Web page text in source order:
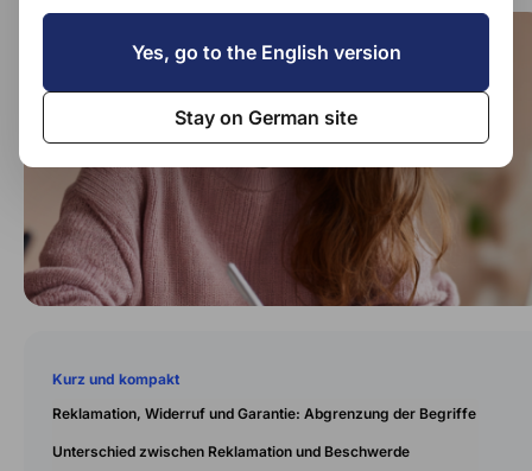
Kurz und kompakt
Reklamation, Widerruf und Garantie: Abgrenzung der Begriffe
Unterschied zwischen Reklamation und Beschwerde
Yes, go to the English version
Stay on German site